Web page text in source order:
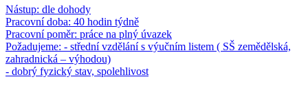
Nástup: dle dohody
Pracovní doba: 40 hodin týdně
Pracovní poměr: práce na plný úvazek
Požadujeme: - střední vzdělání s výučním listem ( SŠ zemědělská,
zahradnická – výhodou)
- dobrý fyzický stav, spolehlivost